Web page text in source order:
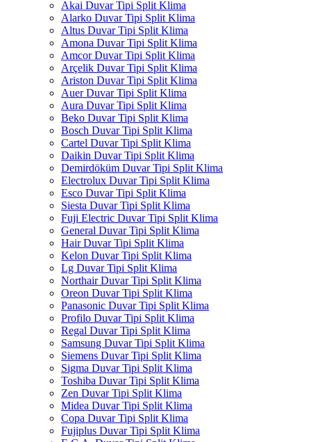
Akai Duvar Tipi Split Klima
Alarko Duvar Tipi Split Klima
Altus Duvar Tipi Split Klima
Amona Duvar Tipi Split Klima
Amcor Duvar Tipi Split Klima
Arçelik Duvar Tipi Split Klima
Ariston Duvar Tipi Split Klima
Auer Duvar Tipi Split Klima
Aura Duvar Tipi Split Klima
Beko Duvar Tipi Split Klima
Bosch Duvar Tipi Split Klima
Cartel Duvar Tipi Split Klima
Daikin Duvar Tipi Split Klima
Demirdöküm Duvar Tipi Split Klima
Electrolux Duvar Tipi Split Klima
Esco Duvar Tipi Split Klima
Siesta Duvar Tipi Split Klima
Fuji Electric Duvar Tipi Split Klima
General Duvar Tipi Split Klima
Hair Duvar Tipi Split Klima
Kelon Duvar Tipi Split Klima
Lg Duvar Tipi Split Klima
Northair Duvar Tipi Split Klima
Oreon Duvar Tipi Split Klima
Panasonic Duvar Tipi Split Klima
Profilo Duvar Tipi Split Klima
Regal Duvar Tipi Split Klima
Samsung Duvar Tipi Split Klima
Siemens Duvar Tipi Split Klima
Sigma Duvar Tipi Split Klima
Toshiba Duvar Tipi Split Klima
Zen Duvar Tipi Split Klima
Midea Duvar Tipi Split Klima
Copa Duvar Tipi Split Klima
Fujiplus Duvar Tipi Split Klima